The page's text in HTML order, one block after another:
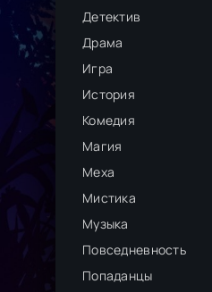
Детектив
Драма
Игра
История
Комедия
Магия
Меха
Мистика
Музыка
Повседневность
Попаданцы